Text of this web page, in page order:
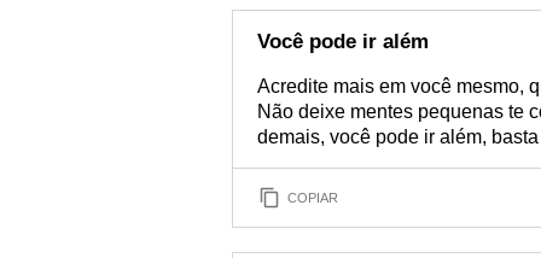
Você pode ir além
Acredite mais em você mesmo,
Não deixe mentes pequenas te
demais, você pode ir além,
COPIAR